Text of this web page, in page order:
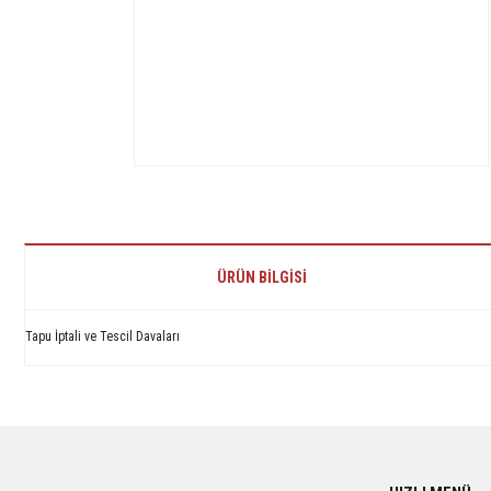
ÜRÜN BILGISI
Tapu İptali ve Tescil Davaları